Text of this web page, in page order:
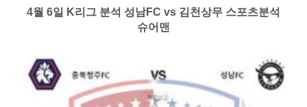
4월 6일 K리그 분석 성남FC vs 김천상무 스포츠분석
슈어맨